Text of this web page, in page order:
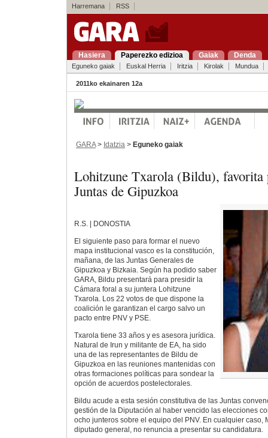
Harremana RSS
Hasiera Paperezko edizioa Gaiak Denda
Eguneko gaiak Euskal Herria Iritzia Kirolak Mundua
2011ko ekainaren 12a
GARA> Idatzia > Eguneko gaiak
Lohitzune Txarola (Bildu), favorita
Juntas de Gipuzkoa
R.S. | DONOSTIA
El siguiente paso para formar el nuevo
mapa institucional vasco es la constitución,
mañana, de las Juntas Generales de
Gipuzkoa y Bizkaia. Según ha podido saber
GARA, Bildu presentará para presidir la
Cámara foral a su juntera Lohitzune
Txarola. Los 22 votos de que dispone la
coalición le garantizan el cargo salvo un
pacto entre PNV y PSE.
Txarola tiene 33 años y es asesora jurídica.
Natural de Irun y militante de EA, ha sido
una de las representantes de Bildu de
Gipuzkoa en las reuniones mantenidas con
otras formaciones políticas para sondear la
opción de acuerdos postelectorales.
Bildu acude a esta sesión constitutiva de las Juntas
gestión de la Diputación al haber vencido las elecciones
ocho junteros sobre el equipo del PNV. En cualquier caso,
diputado general, no renuncia a presentar su candidatura.